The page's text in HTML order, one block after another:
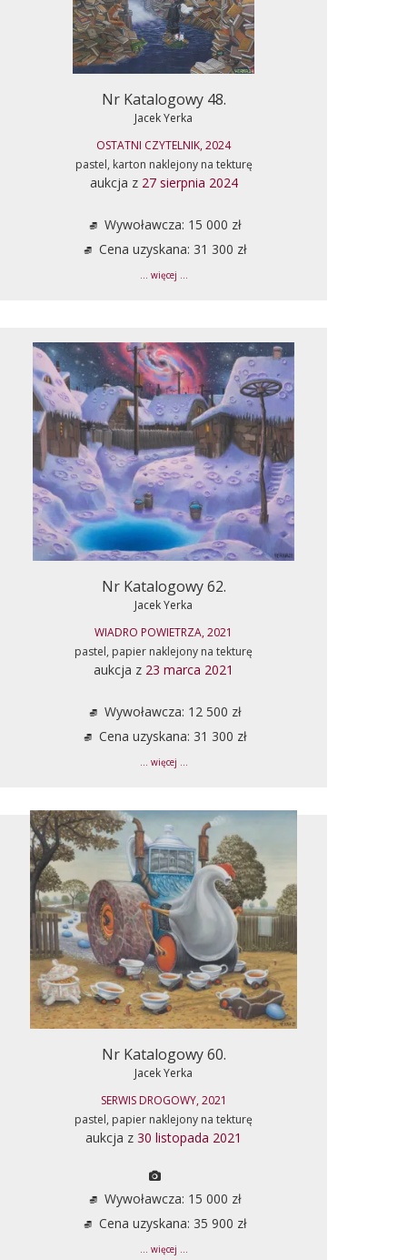
Nr Katalogowy 48.
Jacek Yerka
OSTATNI CZYTELNIK, 2024
pastel, karton naklejony na tekturę
aukcja z 27 sierpnia 2024
Wywoławcza: 15 000 zł
Cena uzyskana: 31 300 zł
... więcej ...
Nr Katalogowy 62.
Jacek Yerka
WIADRO POWIETRZA, 2021
pastel, papier naklejony na tekturę
aukcja z 23 marca 2021
Wywoławcza: 12 500 zł
Cena uzyskana: 31 300 zł
... więcej ...
Nr Katalogowy 60.
Jacek Yerka
SERWIS DROGOWY, 2021
pastel, papier naklejony na tekturę
aukcja z 30 listopada 2021
Wywoławcza: 15 000 zł
Cena uzyskana: 35 900 zł
... więcej ...